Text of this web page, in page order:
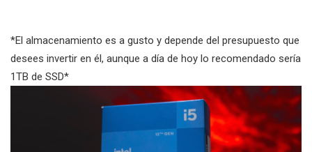
*El almacenamiento es a gusto y depende del presupuesto que
desees invertir en él, aunque a día de hoy lo recomendado sería
1TB de SSD*